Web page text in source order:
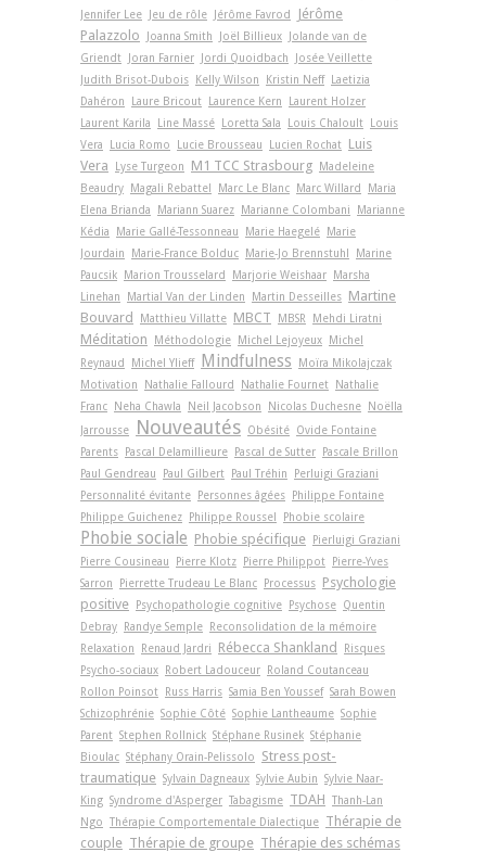
Jennifer Lee Jeu de rôle Jérôme Favrod
Jérôme
Palazzolo
Joanna Smith Joël Billieux Jolande van de
Griendt Joran Farnier Jordi Quoidbach
Josée Veillette
Judith Brisot-Dubois Kelly Wilson Kristin Neff Laetizia
Dahéron
Laure Bricout Laurence Kern
Laurent Holzer
Laurent Karila
Line Massé Loretta Sala Louis Chaloult Louis
Vera
Lucia Romo Lucie Brousseau Lucien Rochat Luis
Vera
Lyse Turgeon M1 TCC Strasbourg Madeleine
Beaudry Magali Rebattel Marc Le Blanc Marc Willard
Maria
Elena Brianda
Mariann Suarez Marianne Colombani
Marianne
Kédia
Marie Gallé-Tessonneau Marie Haegelé Marie
Jourdain
Marie-France Bolduc Marie-Jo Brennstuhl
Marine
Paucsik Marion Trousselard Marjorie Weishaar Marsha
Linehan
Martial Van der Linden Martin Desseilles Martine
Bouvard
Matthieu Villatte MBCT MBSR Mehdi Liratni
Méditation Méthodologie Michel Lejoyeux Michel
Reynaud
Michel Ylieff Mindfulness
Moïra Mikolajczak
Motivation
Nathalie Fallourd Nathalie Fournet Nathalie
Franc Neha Chawla Neil Jacobson Nicolas Duchesne Noëlla
Jarrousse
Nouveautés Obésité Ovide Fontaine
Parents Pascal Delamillieure Pascal de Sutter Pascale Brillon
Paul Gendreau
Paul Gilbert Paul Tréhin
Perluigi Graziani
Personnalité évitante Personnes âgées Philippe Fontaine
Philippe Guichenez Philippe Roussel Phobie scolaire
Phobie sociale Phobie spécifique Pierluigi Graziani
Pierre Cousineau
Pierre Klotz Pierre Philippot Pierre-Yves
Sarron
Pierrette Trudeau Le Blanc Processus Psychologie
positive Psychopathologie cognitive Psychose Quentin
Debray Randye Semple Reconsolidation de la mémoire
Relaxation
Renaud Jardri Rébecca Shankland
Risques
Psycho-sociaux Robert Ladouceur Roland Coutanceau
Rollon Poinsot Russ Harris Samia Ben Youssef Sarah Bowen
Schizophrénie Sophie Côté Sophie Lantheaume Sophie
Parent Stephen Rollnick Stéphane Rusinek Stéphanie
Bioulac Stéphany Orain-Pelissolo
Stress post-
traumatique Sylvain Dagneaux Sylvie Aubin Sylvie Naar-
King Syndrome d'Asperger Tabagisme TDAH Thanh-Lan
Ngo Thérapie Comportementale Dialectique Thérapie de
couple Thérapie de groupe Thérapie des schémas